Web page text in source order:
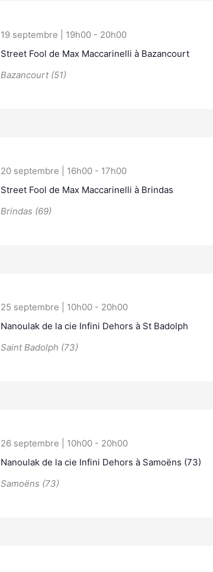
Street Fool de Max Maccarinelli à Bazancourt
19 septembre | 19h00 - 20h00
Bazancourt (51)
Street Fool de Max Maccarinelli à Brindas
20 septembre | 16h00 - 17h00
Brindas (69)
Nanoulak de la cie Infini Dehors à St Badolph
25 septembre | 10h00 - 20h00
Saint Badolph (73)
Nanoulak de la cie Infini Dehors à Samoëns (73)
26 septembre | 10h00 - 20h00
Samoëns (73)